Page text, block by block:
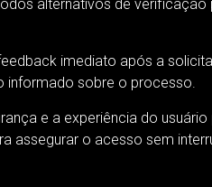
alternativos de
imediato após a
informado sobre o processo.
e a experiência do
assegurar o acesso sem